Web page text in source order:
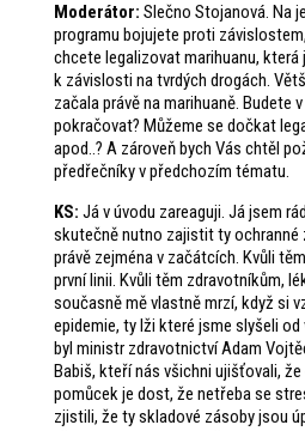
Moderátor: Slečno Stojanová. Na
programu bojujete proti
chcete legalizovat marihuanu, která
k závislosti na tvrdých drogách.
začala právě na marihuaně. Budete
pokračovat? Můžeme se dočkat
apod..? A zároveň bych Vás chtěl
předřečníky v předchozím tématu.
KS: Já v úvodu zareaguji. Já jsem
skutečně nutno zajistit ty ochranné
právě zejména v začátcích. Kvůli
první linii. Kvůli těm zdravotníkům,
současně mě vlastně mrzí, když si
epidemie, ty lži které jsme slyšeli
byl ministr zdravotnictví Adam
Babiš, kteří nás všichni ujišťovali,
pomůcek je dost, že netřeba se
zjistili, že ty skladové zásoby jsou